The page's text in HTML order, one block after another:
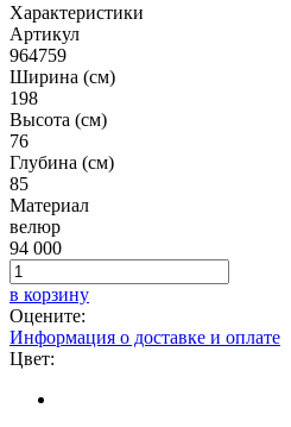
Характеристики
Артикул
964759
Ширина (см)
198
Высота (см)
76
Глубина (см)
85
Материал
велюр
94 000
в корзину
Оцените:
Информация о доставке и оплате
Цвет: